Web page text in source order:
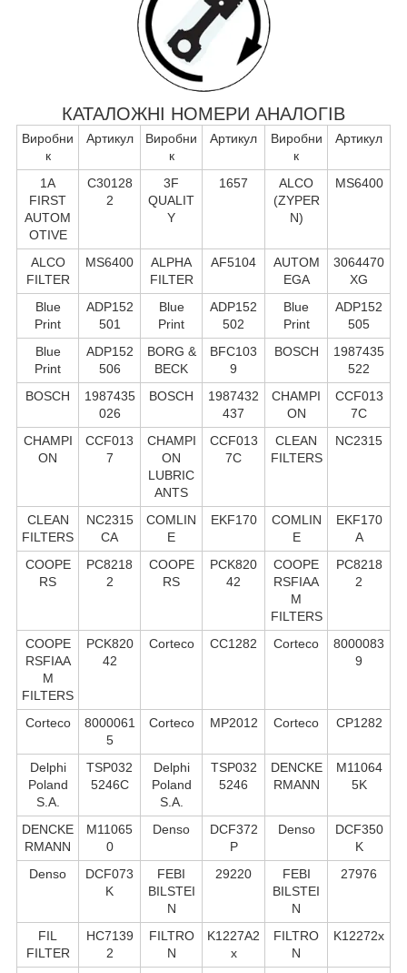
КАТАЛОЖНІ НОМЕРИ АНАЛОГІВ
Виробни
к
Артикул
Виробни
к
Артикул
Виробни
к
Артикул
1A
FIRST
AUTOM
OTIVE
C30128
2
3F
QUALIT
Y
1657
ALCO
(ZYPER
N)
MS6400
ALCO
FILTER
MS6400
ALPHA
FILTER
AF5104
AUTOM
EGA
3064470
XG
Blue
Print
ADP152
501
Blue
Print
ADP152
502
Blue
Print
ADP152
505
Blue
Print
ADP152
506
BORG &
BECK
BFC103
9
BOSCH
1987435
522
BOSCH
1987435
026
BOSCH
1987432
437
CHAMPI
ON
CCF013
7C
CHAMPI
ON
CCF013
7
CHAMPI
ON
LUBRIC
ANTS
CCF013
7C
CLEAN
FILTERS
NC2315
CLEAN
FILTERS
NC2315
CA
COMLIN
E
EKF170
COMLIN
E
EKF170
A
COOPE
RS
PC8218
2
COOPE
RS
PCK820
42
COOPE
RSFIAA
M
FILTERS
PC8218
2
COOPE
RSFIAA
M
FILTERS
PCK820
42
Corteco CC1282 Corteco
8000083
9
Corteco
8000061
5
Corteco MP2012 Corteco CP1282
Delphi
Poland
S.А.
TSP032
5246C
Delphi
Poland
S.А.
TSP032
5246
DENCKE
RMANN
M11064
5K
DENCKE
RMANN
M11065
0
Denso
DCF372
P
Denso
DCF350
K
Denso
DCF073
K
FEBI
BILSTEI
N
29220
FEBI
BILSTEI
N
27976
FIL
FILTER
HC7139
2
FILTRO
N
K1227A2
x
FILTRO
N
K12272x